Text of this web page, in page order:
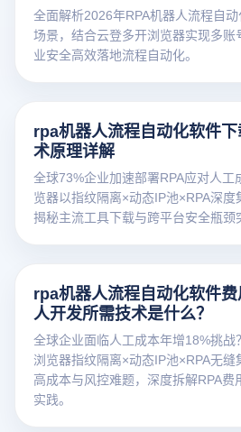
全面解析2026年RPA机器人流程自
场景，结合云登多开浏览器实现多
业安全高效落地流程自动化。
rpa机器人流程自动化软件
术原理详解
全球73%企业加速部署RPA应对人工
览器以指纹隔离×动态IP池×RPA深度
揭秘主流工具下载与跨平台安全瓶颈
rpa机器人流程自动化软件
人开发所需技术是什么？
全球企业面临人工成本年增18%挑战
浏览器指纹隔离×动态IP池×RPA无
高成本与风控难题，深度拆解RPA费
实践。